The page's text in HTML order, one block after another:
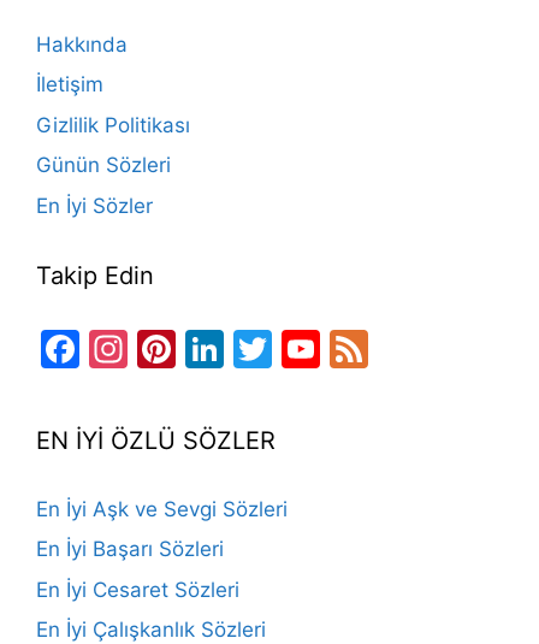
o
o
k
Hakkında
İletişim
Gizlilik Politikası
Günün Sözleri
En İyi Sözler
Takip Edin
Facebook
Instagram
Pinterest
LinkedIn
TwitterYouTube
EN İYİ ÖZLÜ SÖZLER
En İyi Aşk ve Sevgi Sözleri
En İyi Başarı Sözleri
En İyi Cesaret Sözleri
En İyi Çalışkanlık Sözleri